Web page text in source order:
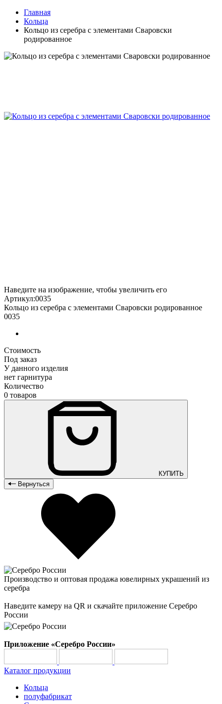
Главная
Кольца
Кольцо из серебра с элементами Сваровски
родированное
Наведите на изображение, чтобы увеличить его
Артикул:0035
Кольцо из серебра с элементами Сваровски родированное
0035
Стоимость
Под заказ
У данного изделия
нет гарнитура
Количество
0 товаров
КУПИТЬ
Вернуться
Производство и оптовая продажа ювелирных украшений из
серебра
Наведите камеру на QR и скачайте приложение Серебро
России
Приложение «Серебро России»
Каталог продукции
Кольца
полуфабрикат